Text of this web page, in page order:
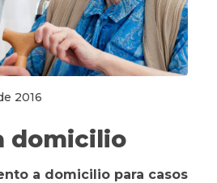
2016
domicilio
a domicilio para casos